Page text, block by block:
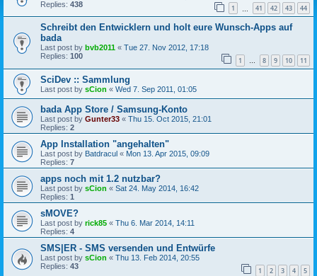
Replies: 438 1 41 42 43 44
Schreibt den Entwicklern und holt eure Wunsch-Apps auf
bada
Last post by bvb2011 « Tue 27. Nov 2012, 17:18
Replies: 100 1 … 8 9 10 11
SciDev :: Sammlung
Last post by sCion « Wed 7. Sep 2011, 01:05
bada App Store / Samsung-Konto
Last post by Gunter33 « Thu 15. Oct 2015, 21:01
Replies: 2
App Installation "angehalten"
Last post by Batdracul « Mon 13. Apr 2015, 09:09
Replies: 7
apps noch mit 1.2 nutzbar?
Last post by sCion « Sat 24. May 2014, 16:42
Replies: 1
sMOVE?
Last post by rick85 « Thu 6. Mar 2014, 14:11
Replies: 4
SMS|ER - SMS versenden und Entwürfe
Last post by sCion « Thu 13. Feb 2014, 20:55
Replies: 43 1 2 3 4 5